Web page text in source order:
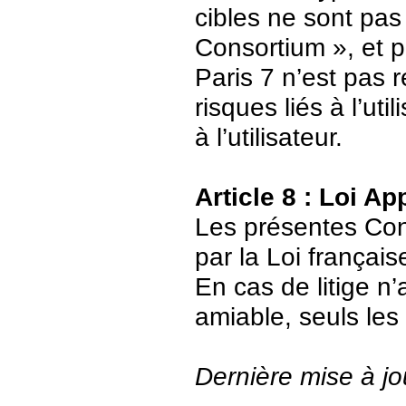
cibles ne sont
Consortium », et
Paris 7 n’est pas
risques liés à
à l’utilisateur.
Article 8 : Loi
Les présentes
par la Loi
En cas de litige
amiable, seuls
Dernière mise à